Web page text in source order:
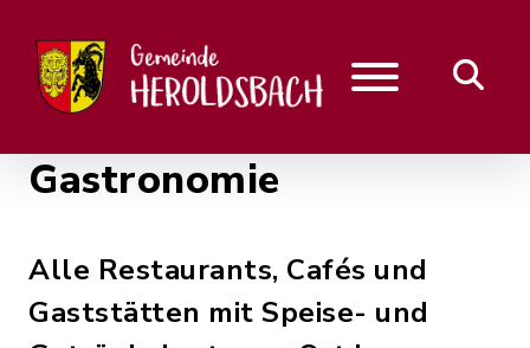
Gastronomie
Alle Restaurants, Cafés und
Gaststätten mit Speise- und